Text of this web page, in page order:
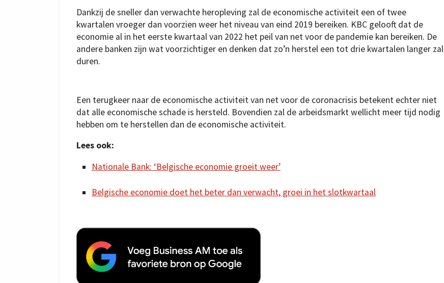
Dankzij de sneller dan verwachte heropleving zal de economische activiteit een of twee
kwartalen vroeger dan voorzien weer het niveau van eind 2019 bereiken. KBC gelooft dat de
economie al in het eerste kwartaal van 2022 het peil van net voor de pandemie kan bereiken. De
andere banken zijn wat voorzichtiger en denken dat zo’n herstel een tot drie kwartalen langer zal
duren.
Een terugkeer naar de econo­mische activiteit van net voor de coronacrisis betekent echter niet
dat alle economische schade is hersteld. Bovendien zal de arbeidsmarkt wellicht meer tijd nodig
hebben om te herstellen dan de economische activiteit.
Lees ook:
Nationale Bank: ‘Belgische economie groeit weer’
Belgische economie doet het beter dan verwacht, groei in het slotkwartaal